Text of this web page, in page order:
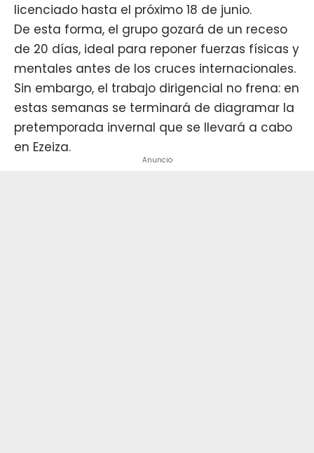
licenciado hasta el próximo 18 de junio.
De esta forma, el grupo gozará de un receso
de 20 días, ideal para reponer fuerzas físicas y
mentales antes de los cruces internacionales.
Sin embargo, el trabajo dirigencial no frena: en
estas semanas se terminará de diagramar la
pretemporada invernal que se llevará a cabo
en Ezeiza.
Anuncio